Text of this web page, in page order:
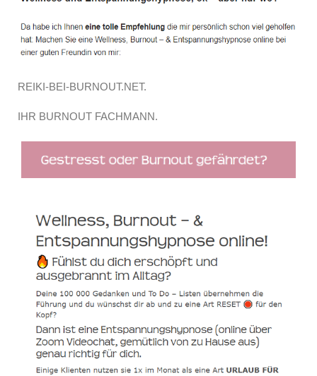
REIKI-BEI-BURNOUT.NET.
IHR BURNOUT FACHMANN.